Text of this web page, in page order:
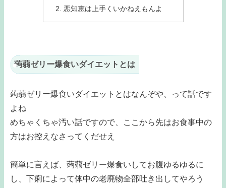
悪知恵は上手くいかねえもんよ
蒟蒻ゼリー爆食いダイエットとは
蒟蒻ゼリー爆食いダイエットとはなんぞや、って話です
よね
めちゃくちゃ汚い話ですので、ここから先はお食事中の
方はお控えなさってくだせえ
簡単に言えば、蒟蒻ゼリー爆食いしてお腹ゆるゆるに
し、下痢によって体中の老廃物全部吐き出してやろう